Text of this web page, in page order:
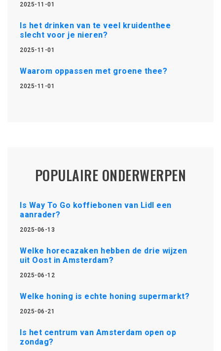
2025-11-01
Is het drinken van te veel kruidenthee
slecht voor je nieren?
2025-11-01
Waarom oppassen met groene thee?
2025-11-01
POPULAIRE ONDERWERPEN
Is Way To Go koffiebonen van Lidl een
aanrader?
2025-06-13
Welke horecazaken hebben de drie wijzen
uit Oost in Amsterdam?
2025-06-12
Welke honing is echte honing supermarkt?
2025-06-21
Is het centrum van Amsterdam open op
zondag?